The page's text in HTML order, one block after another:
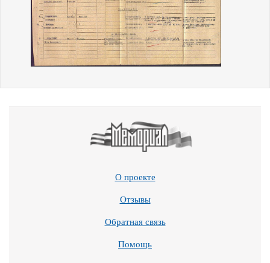
О проекте
Отзывы
Обратная связь
Помощь